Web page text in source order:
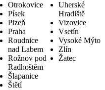
Otrokovice
Písek
Plzeň
Praha
Roudnice
nad Labem
Rožnov pod
Radhoštěm
Šlapanice
Štětí
Uherské
Hradiště
Vizovice
Vsetín
Vysoké Mýto
Zlín
Žatec